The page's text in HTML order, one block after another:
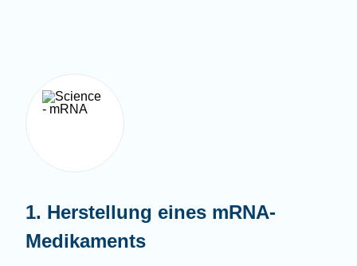
1. Herstellung eines mRNA-
Medikaments